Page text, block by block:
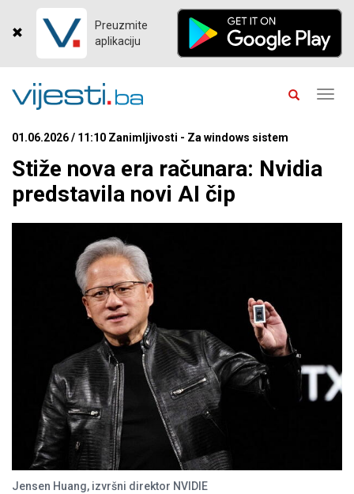
Preuzmite
aplikaciju
01.06.2026 / 11:10 Zanimljivosti - Za windows sistem
Stiže nova era računara: Nvidia
predstavila novi AI čip
Jensen Huang, izvršni direktor NVIDIE